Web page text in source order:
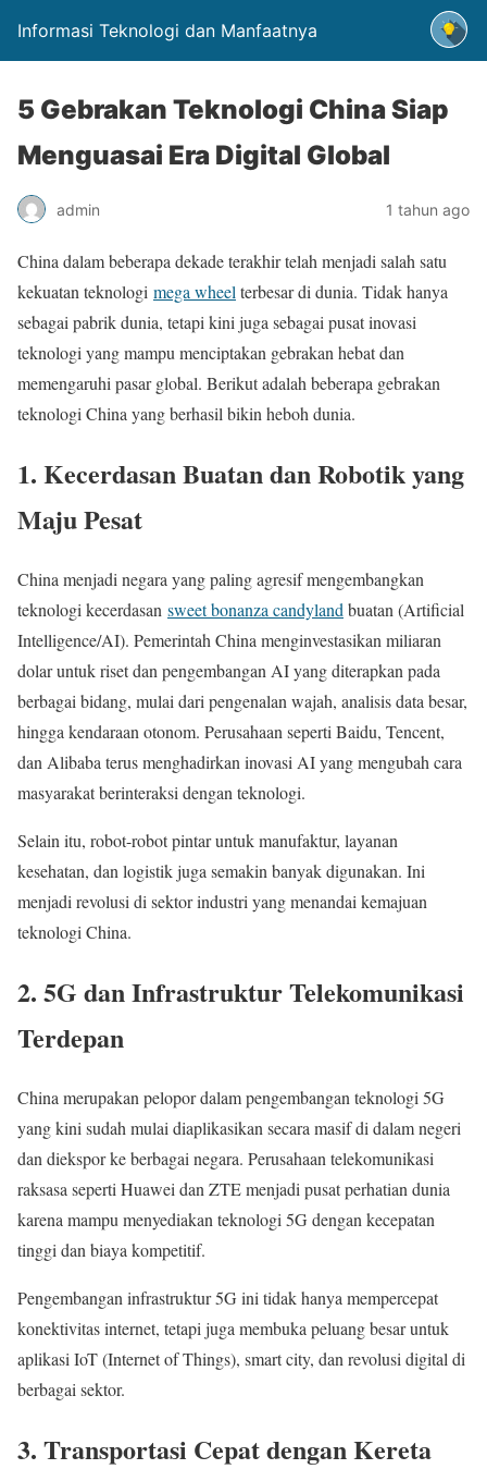
Informasi Teknologi dan Manfaatnya
5 Gebrakan Teknologi China Siap
Menguasai Era Digital Global
admin 1 tahun ago
China dalam beberapa dekade terakhir telah menjadi salah satu
kekuatan teknologi mega wheel terbesar di dunia. Tidak hanya
sebagai pabrik dunia, tetapi kini juga sebagai pusat inovasi
teknologi yang mampu menciptakan gebrakan hebat dan
memengaruhi pasar global. Berikut adalah beberapa gebrakan
teknologi China yang berhasil bikin heboh dunia.
1. Kecerdasan Buatan dan Robotik yang
Maju Pesat
China menjadi negara yang paling agresif mengembangkan
teknologi kecerdasan sweet bonanza candyland buatan (Artificial
Intelligence/AI). Pemerintah China menginvestasikan miliaran
dolar untuk riset dan pengembangan AI yang diterapkan pada
berbagai bidang, mulai dari pengenalan wajah, analisis data besar,
hingga kendaraan otonom. Perusahaan seperti Baidu, Tencent,
dan Alibaba terus menghadirkan inovasi AI yang mengubah cara
masyarakat berinteraksi dengan teknologi.
Selain itu, robot-robot pintar untuk manufaktur, layanan
kesehatan, dan logistik juga semakin banyak digunakan. Ini
menjadi revolusi di sektor industri yang menandai kemajuan
teknologi China.
2. 5G dan Infrastruktur Telekomunikasi
Terdepan
China merupakan pelopor dalam pengembangan teknologi 5G
yang kini sudah mulai diaplikasikan secara masif di dalam negeri
dan diekspor ke berbagai negara. Perusahaan telekomunikasi
raksasa seperti Huawei dan ZTE menjadi pusat perhatian dunia
karena mampu menyediakan teknologi 5G dengan kecepatan
tinggi dan biaya kompetitif.
Pengembangan infrastruktur 5G ini tidak hanya mempercepat
konektivitas internet, tetapi juga membuka peluang besar untuk
aplikasi IoT (Internet of Things), smart city, dan revolusi digital di
berbagai sektor.
3. Transportasi Cepat dengan Kereta